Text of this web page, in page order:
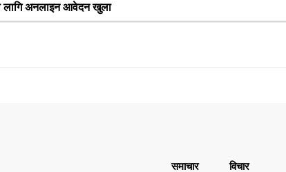
लागि अनलाइन आवेदन खुला
समाचार विचार